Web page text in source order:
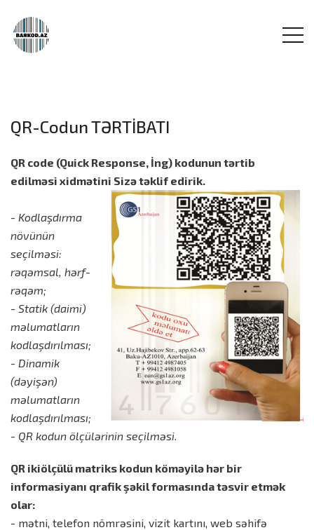
QR-Codun TƏRTİBATI
QR code (Quick Response, İng) kodunun tərtib
edilməsi xidmətini Sizə təklif edirik.
- Kodlaşdırma
növünün
seçilməsi:
rəqəmsal, hərf-
rəqəm;
- Statik (daimi)
məlumatların
kodlaşdırılması;
- Dinamik
(dəyişən)
məlumatların
kodlaşdırılması;
- QR kodun ölçülərinin seçilməsi.
QR ikiölçülü matriks kodun köməyilə hər bir
informasiyanı qrafik şəkil formasında təsvir etmək
olar:
- mətni, telefon nömrəsini, vizit kartını, web səhifə